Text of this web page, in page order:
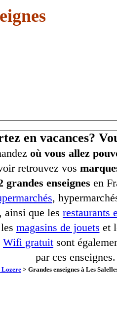
en vacances?
où vous allez
retrouvez vos
grandes enseignes en
,
ainsi que les restaurants
magasins de jouets et
Wifi gratuit sont
par ces enseignes.
Lozere > Grandes enseignes à Les